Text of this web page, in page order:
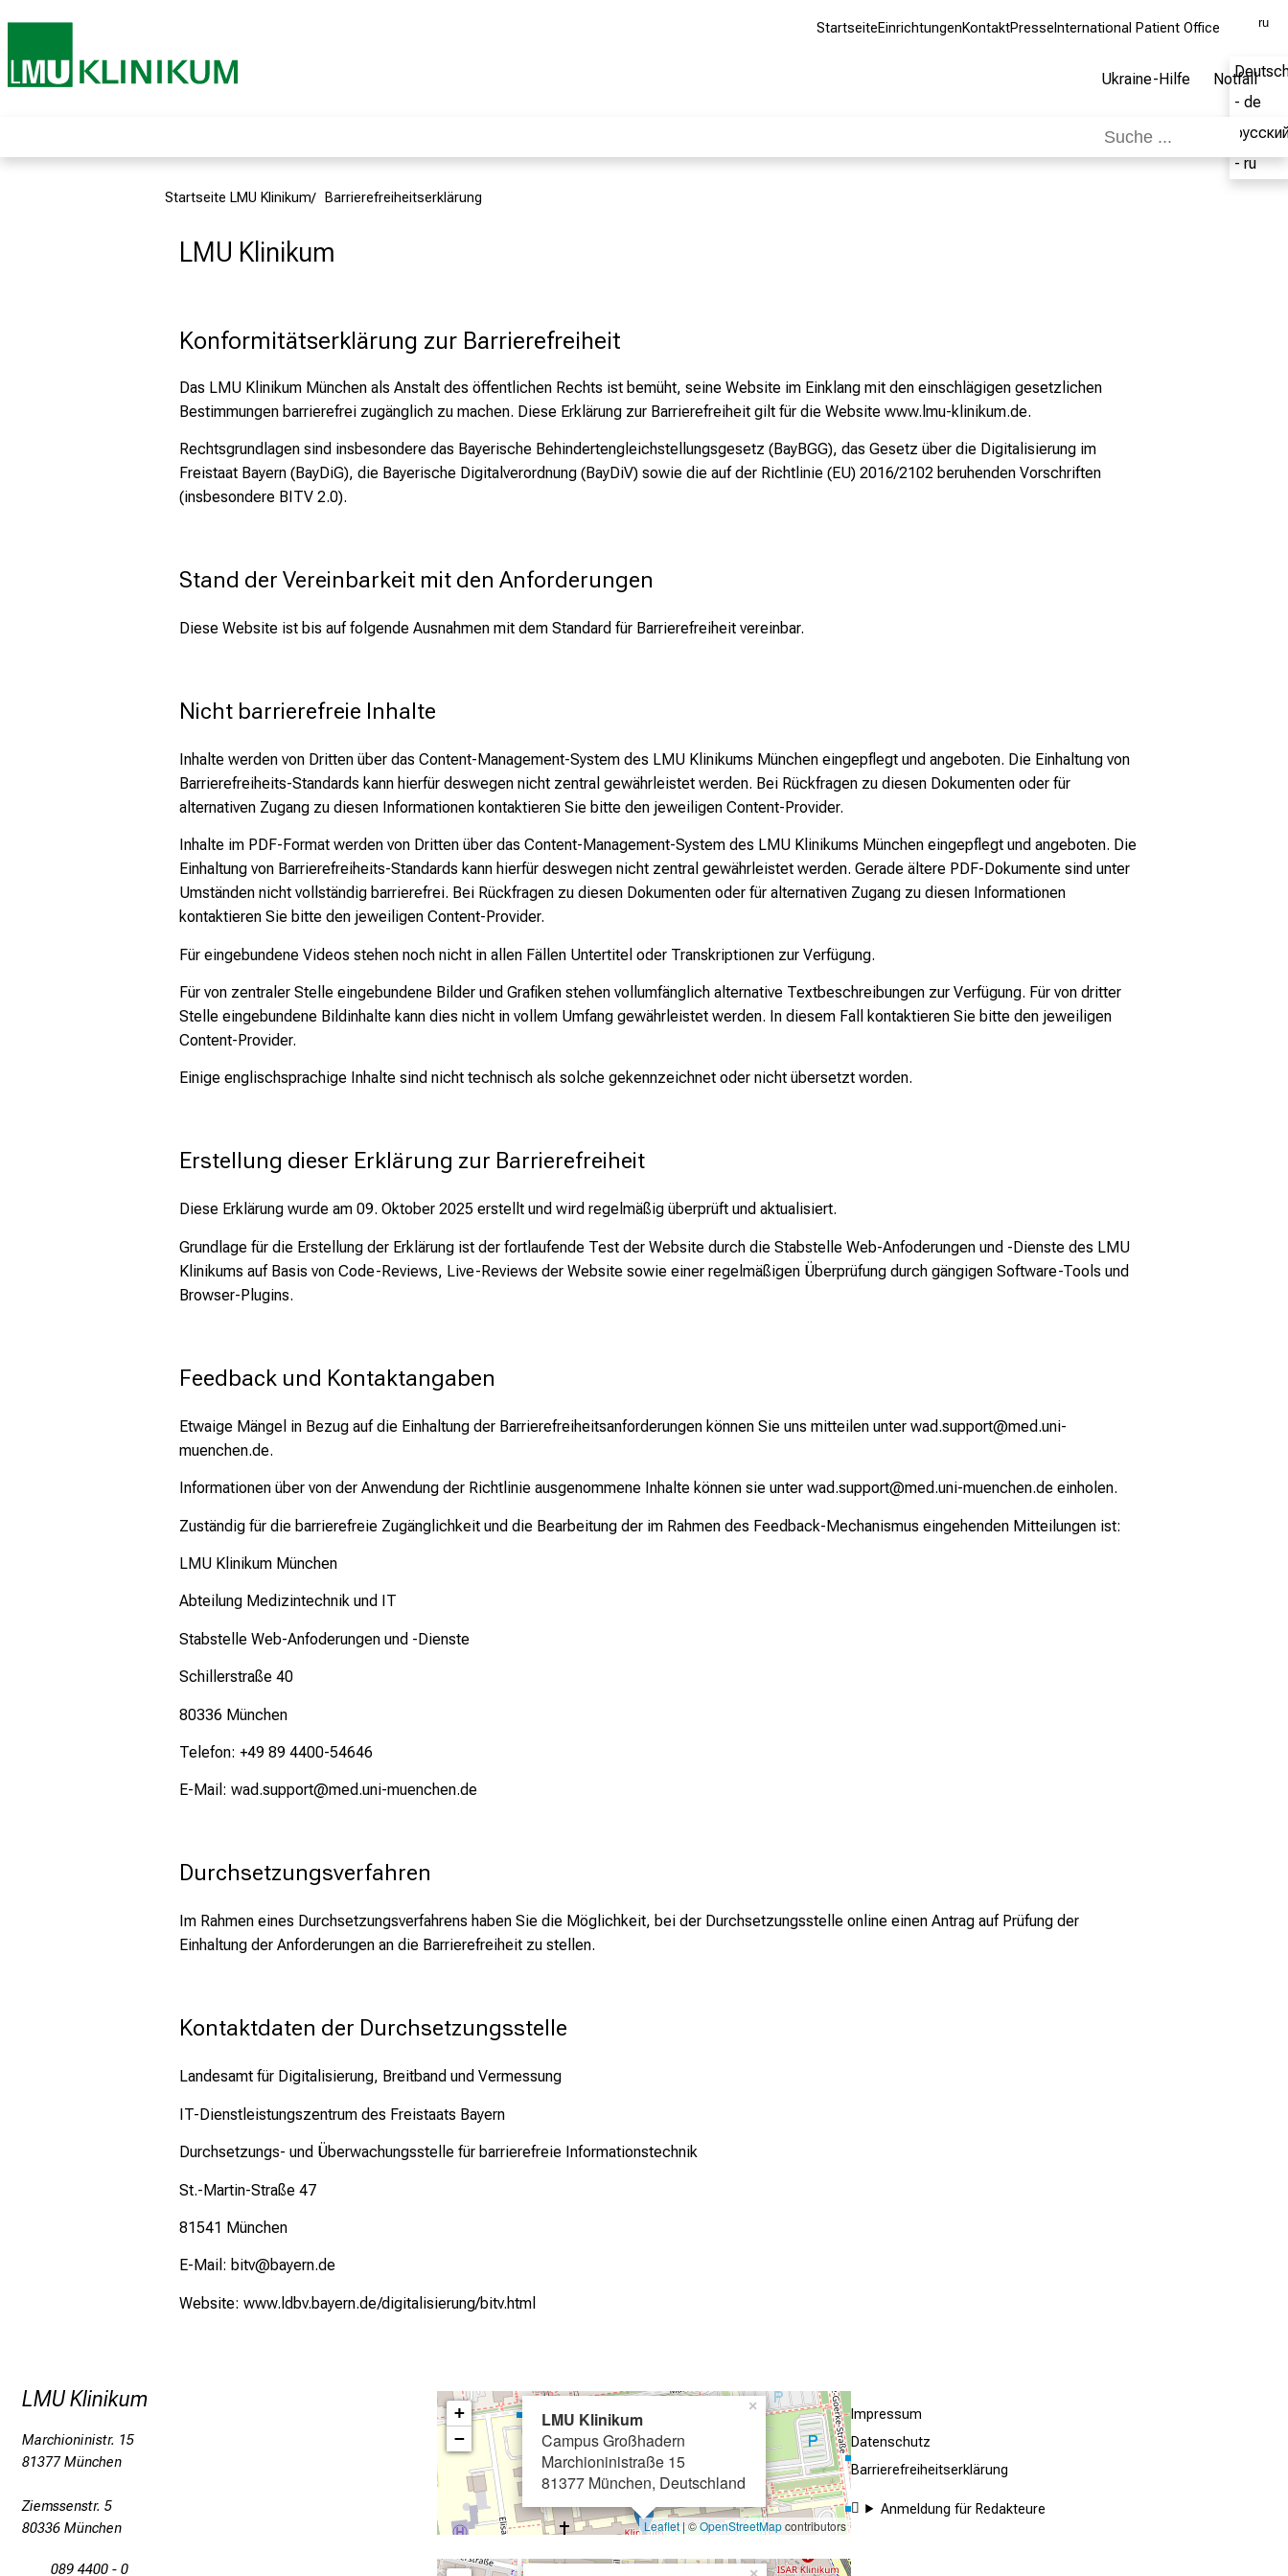
StartseiteEinrichtungenKontaktPresse International Patient Office ru
- de
- ru
Ukraine-Hilfe Notfall
Startseite LMU Klinikum Barrierefreiheitserklärung
LMU Klinikum
Konformitätserklärung zur Barrierefreiheit
Das LMU Klinikum München als Anstalt des öffentlichen Rechts ist bemüht, seine Website im Einklang mit den einschlägigen gesetzlichen
Bestimmungen barrierefrei zugänglich zu machen. Diese Erklärung zur Barrierefreiheit gilt für die Website www.lmu-klinikum.de.
Rechtsgrundlagen sind insbesondere das Bayerische Behindertengleichstellungsgesetz (BayBGG), das Gesetz über die Digitalisierung im
Freistaat Bayern (BayDiG), die Bayerische Digitalverordnung (BayDiV) sowie die auf der Richtlinie (EU) 2016/2102 beruhenden Vorschriften
(insbesondere BITV 2.0).
Stand der Vereinbarkeit mit den Anforderungen
Diese Website ist bis auf folgende Ausnahmen mit dem Standard für Barrierefreiheit vereinbar.
Nicht barrierefreie Inhalte
Inhalte werden von Dritten über das Content-Management-System des LMU Klinikums München eingepflegt und angeboten. Die Einhaltung von
Barrierefreiheits-Standards kann hierfür deswegen nicht zentral gewährleistet werden. Bei Rückfragen zu diesen Dokumenten oder für
alternativen Zugang zu diesen Informationen kontaktieren Sie bitte den jeweiligen Content-Provider.
Inhalte im PDF-Format werden von Dritten über das Content-Management-System des LMU Klinikums München eingepflegt und angeboten. Die
Einhaltung von Barrierefreiheits-Standards kann hierfür deswegen nicht zentral gewährleistet werden. Gerade ältere PDF-Dokumente sind unter
Umständen nicht vollständig barrierefrei. Bei Rückfragen zu diesen Dokumenten oder für alternativen Zugang zu diesen Informationen
kontaktieren Sie bitte den jeweiligen Content-Provider.
Für eingebundene Videos stehen noch nicht in allen Fällen Untertitel oder Transkriptionen zur Verfügung.
Für von zentraler Stelle eingebundene Bilder und Grafiken stehen vollumfänglich alternative Textbeschreibungen zur Verfügung. Für von dritter
Stelle eingebundene Bildinhalte kann dies nicht in vollem Umfang gewährleistet werden. In diesem Fall kontaktieren Sie bitte den jeweiligen
Content-Provider.
Einige englischsprachige Inhalte sind nicht technisch als solche gekennzeichnet oder nicht übersetzt worden.
Erstellung dieser Erklärung zur Barrierefreiheit
Diese Erklärung wurde am 09. Oktober 2025 erstellt und wird regelmäßig überprüft und aktualisiert.
Grundlage für die Erstellung der Erklärung ist der fortlaufende Test der Website durch die Stabstelle Web-Anfoderungen und -Dienste des LMU
Klinikums auf Basis von Code-Reviews, Live-Reviews der Website sowie einer regelmäßigen Überprüfung durch gängigen Software-Tools und
Browser-Plugins.
Feedback und Kontaktangaben
Etwaige Mängel in Bezug auf die Einhaltung der Barrierefreiheitsanforderungen können Sie uns mitteilen unter wad.support@med.uni-
muenchen.de.
Informationen über von der Anwendung der Richtlinie ausgenommene Inhalte können sie unter wad.support@med.uni-muenchen.de einholen.
Zuständig für die barrierefreie Zugänglichkeit und die Bearbeitung der im Rahmen des Feedback-Mechanismus eingehenden Mitteilungen ist:
LMU Klinikum München
Abteilung Medizintechnik und IT
Stabstelle Web-Anfoderungen und -Dienste
Schillerstraße 40
80336 München
Telefon: +49 89 4400-54646
E-Mail: wad.support@med.uni-muenchen.de
Durchsetzungsverfahren
Im Rahmen eines Durchsetzungsverfahrens haben Sie die Möglichkeit, bei der Durchsetzungsstelle online einen Antrag auf Prüfung der
Einhaltung der Anforderungen an die Barrierefreiheit zu stellen.
Kontaktdaten der Durchsetzungsstelle
Landesamt für Digitalisierung, Breitband und Vermessung
IT-Dienstleistungszentrum des Freistaats Bayern
Durchsetzungs- und Überwachungsstelle für barrierefreie Informationstechnik
St.-Martin-Straße 47
81541 München
E-Mail: bitv@bayern.de
Website: www.ldbv.bayern.de/digitalisierung/bitv.html
gesamte Familie:
Mitmach-
. Dazu
und spannendes
Rahmenprogramm
Foodtrucks und
mehr Informationen
LMU Klinikum
Marchioninistr. 15
81377 München
Ziemssenstr. 5
80336 München
089 4400 - 0
LMU Klinikum
Campus Großhadern
Marchioninistraße 15
81377 München, Deutschland
×
+
−
Leaflet | ©OpenStreetMapcontributors
Impressum
Datenschutz
Barrierefreiheitserklärung
Anmeldung für Redakteure